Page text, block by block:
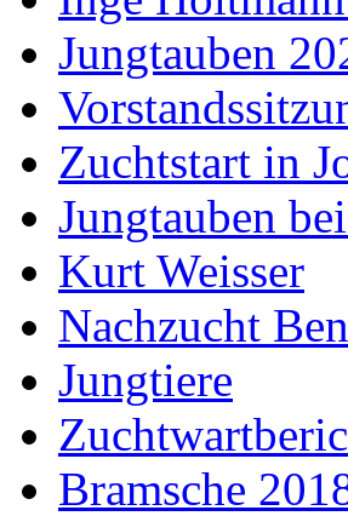
Jungtauben
Zuchtstart in
Jungtauben
Kurt Weisser
Nachzucht
Jungtiere
Bramsche